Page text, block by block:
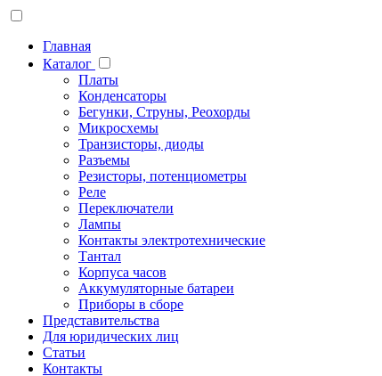
Главная
Каталог
Платы
Конденсаторы
Бегунки, Струны, Реохорды
Микросхемы
Транзисторы, диоды
Разъемы
Резисторы, потенциометры
Реле
Переключатели
Лампы
Контакты электротехнические
Тантал
Корпуса часов
Аккумуляторные батареи
Приборы в сборе
Представительства
Для юридических лиц
Статьи
Контакты